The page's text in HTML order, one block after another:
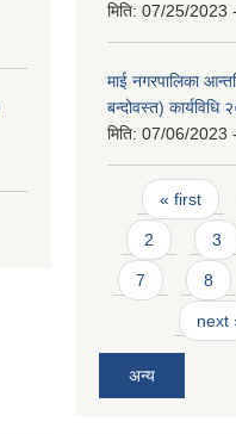
मिति: 07/25/2023
माई नगरपालिका
बन्दोवस्त) कार्यविधि
मिति: 07/06/2023
Pages
« first
2 3
7 8
next
अन्य